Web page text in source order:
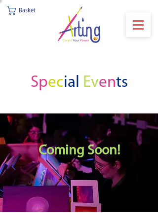
Basket
Special Events
Coming Soon!